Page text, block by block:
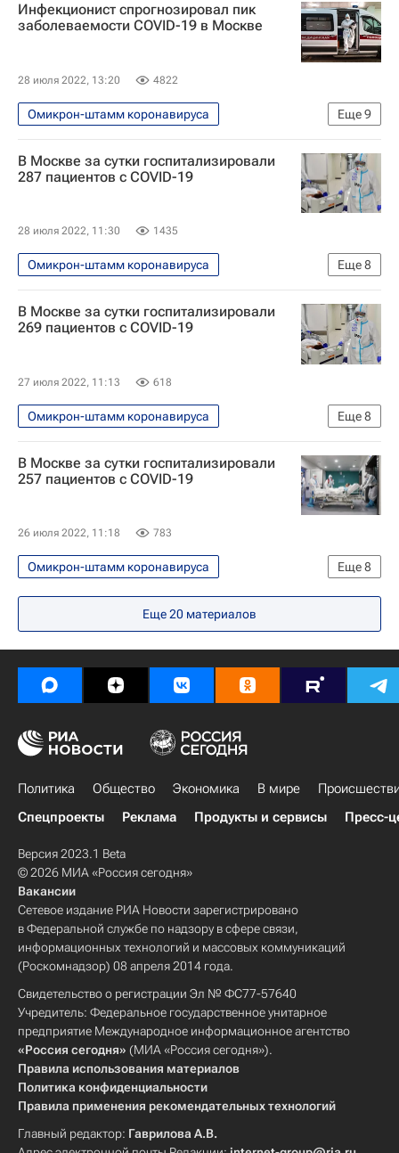
Коронавирус COVID-19
Общество
Здоровье - Общество
Россия
Инфекционист спрогнозировал пик
заболеваемости COVID-19 в Москве
28 июля 2022, 13:20 4822
Еще9
Омикрон-штамм коронавируса
Распространение коронавируса
Общество
Москва
Коронавирус COVID-19
Коронавирус в России
Коронавирусы
Россия
Николай Малышев
В Москве за сутки госпитализировали
287 пациентов с COVID-19
28 июля 2022, 11:30 1435
Еще8
Омикрон-штамм коронавируса
Распространение коронавируса
Коронавирус COVID-19
Здоровье - Общество
Общество
Москва
В Москве за сутки госпитализировали
269 пациентов с COVID-19
27 июля 2022, 11:13 618
Еще8
Омикрон-штамм коронавируса
Распространение коронавируса
Коронавирус COVID-19
Россия
Общество
Здоровье - Общество
В Москве за сутки госпитализировали
257 пациентов с COVID-19
26 июля 2022, 11:18 783
Еще8
Омикрон-штамм коронавируса
Распространение коронавируса
Коронавирус COVID-19
Москва
Здоровье - Общество
Коронавирус в России
Коронавирусы
Россия
Общество
Еще20 материалов
Политика Общество Экономика В мире
Спецпроекты
Реклама Продукты и сервисы Пресс-
Версия 2023.1 Beta
© 2026 МИА «Россия сегодня»
Вакансии
Сетевое издание РИА Новости зарегистрировано
в Федеральной службе по надзору в сфере связи,
информационных технологий и массовых коммуникаций
(Роскомнадзор) 08 апреля 2014 года.
Свидетельство о регистрации Эл № ФС77-57640
Учредитель: Федеральное государственное унитарное
предприятие Международное информационное агентство
«Россия сегодня» (МИА «Россия сегодня»).
Правила использования материалов
Политика конфиденциальности
Правила применения рекомендательных технологий
Главный редактор: Гаврилова А.В.